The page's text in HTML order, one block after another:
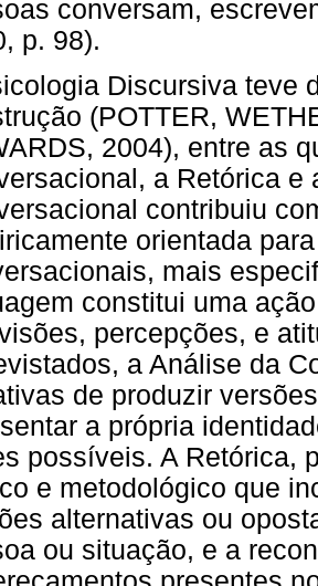
conversam,
p. 98).
Discursiva teve
(POTTER,
2004), entre as
a Retórica e
contribuiu
orientada
mais
constitui uma
percepções, e
a Análise da
de produzir
a própria
possíveis. A Retórica,
e metodológico que
alternativas ou
ou situação, e a